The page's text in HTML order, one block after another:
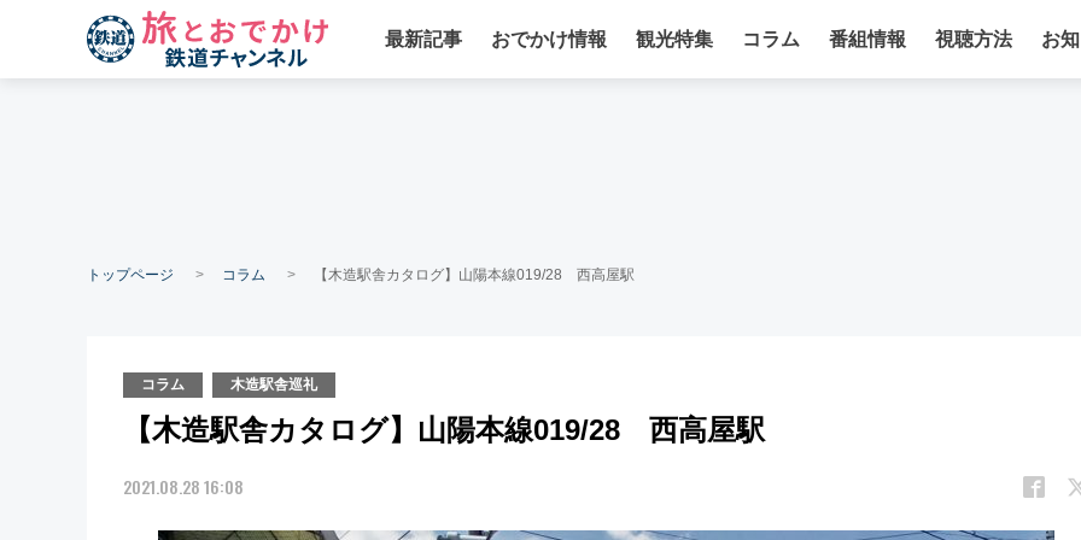
最新記事 おでかけ情報 観光特集 コラム 番組情報 視聴方法 お
トップページ コラム 【木造駅舎カタログ】山陽本線019/28 西高屋駅
コラム 木造駅舎巡礼
【木造駅舎カタログ】山陽本線019/28 西高屋駅
2021.08.28 16:08